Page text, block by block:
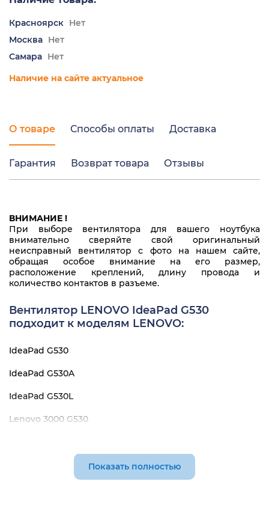
Красноярск Нет
Москва Нет
Самара Нет
Наличие на сайте актуальное
О товаре Способы оплаты Доставка
Гарантия Возврат товара Отзывы
ВНИМАНИЕ !
При выборе вентилятора для вашего ноутбука
внимательно сверяйте свой оригинальный
неисправный вентилятор с фото на нашем сайте,
обращая особое внимание на его размер,
расположение креплений, длину провода и
количество контактов в разъеме.
Вентилятор LENOVO IdeaPad G530
подходит к моделям LENOVO:
IdeaPad G530
IdeaPad G530A
IdeaPad G530L
Lenovo 3000 G530
Lenovo 3000 G530LПоказать полностью